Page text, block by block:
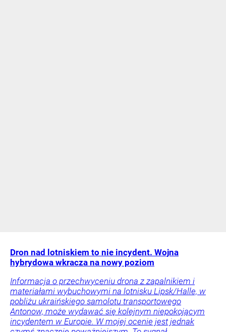
Dron nad lotniskiem to nie incydent. Wojna
hybrydowa wkracza na nowy poziom
Informacja o przechwyceniu drona z zapalnikiem i
materiałami wybuchowymi na lotnisku Lipsk/Halle, w
pobliżu ukraińskiego samolotu transportowego
Antonow, może wydawać się kolejnym niepokojącym
incydentem w Europie. W mojej ocenie jest jednak